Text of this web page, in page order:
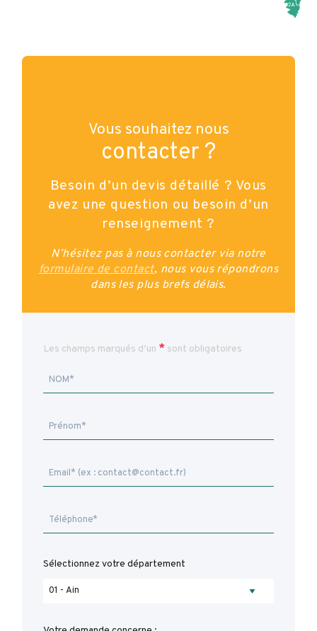
Vous souhaitez nous
contacter ?
Besoin d’un devis détaillé ? Vous
avez une question ou besoin d’un
renseignement ?
N’hésitez pas à nous contacter via notre
formulaire de contact, nous vous répondrons
dans les plus brefs délais.
Les champs marqués d’un *sont obligatoires
Sélectionnez votre département